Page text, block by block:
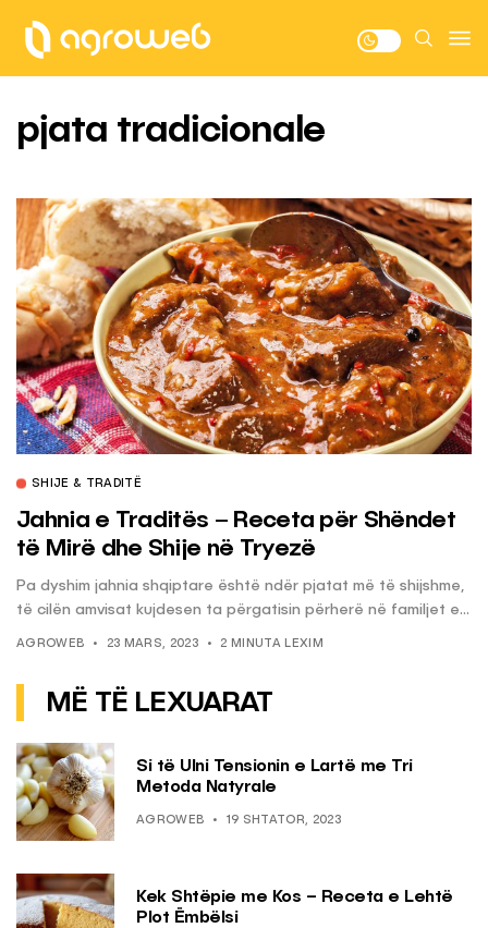
pjata tradicionale
SHIJE & TRADITË
Jahnia e Traditës – Receta për Shëndet
të Mirë dhe Shije në Tryezë
Pa dyshim jahnia shqiptare është ndër pjatat më të shijshme,
të cilën amvisat kujdesen ta përgatisin përherë në familjet e...
AGROWEB 23 MARS, 2023 2 MINUTA LEXIM
MË TË LEXUARAT
Si të Ulni Tensionin e Lartë me Tri
Metoda Natyrale
AGROWEB 19 SHTATOR, 2023
Kek Shtëpie me Kos – Receta e Lehtë
Plot Ëmbëlsi